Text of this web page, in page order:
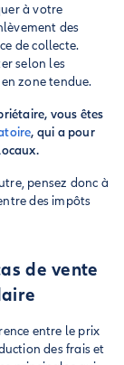
à votre
des
de collecte.
selon les
zone tendue.
vous êtes
, qui a pour
pensez donc à
des impôts
de vente
entre le prix
des frais et